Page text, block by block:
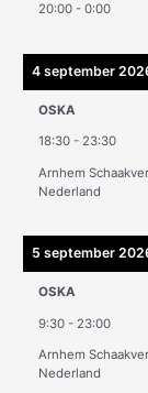
20:00 -0:00
4 september
OSKA
18:30 - 23:30
Arnhem
Nederland
5 september
OSKA
9:30 - 23:00
Arnhem
Nederland